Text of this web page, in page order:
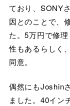
ており、SONY
因とのことで、
た。5万円で修
性もあるらしく
同意。
偶然にもJoshin
ました。40イン